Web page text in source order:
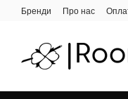
Перейти до основного
Бренди Про нас